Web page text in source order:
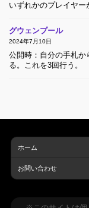
いずれかのプレイヤー
グウェンプール
2024年7月10日
公開時：自分の手札か
る。これを3回行う。
ホーム
お問い合わせ